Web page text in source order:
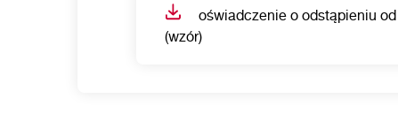
oświadczenie o odstąpieniu
(wzór)